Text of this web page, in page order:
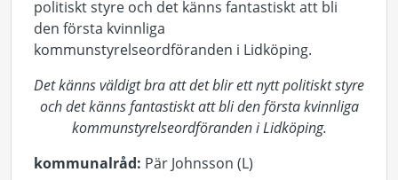
Det känns väldigt bra att det blir ett nytt politiskt styre
och det känns fantastiskt att bli den första kvinnliga
kommunstyrelseordföranden i Lidköping.
kommunalråd: Pär Johnsson (L)